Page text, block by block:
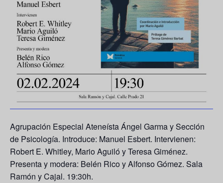
Agrupación Especial Ateneísta Ángel Garma y Sección
de Psicología. Introduce: Manuel Esbert. Intervienen:
Robert E. Whitley, Mario Aguiló y Teresa Giménez.
Presenta y modera: Belén Rico y Alfonso Gómez. Sala
Ramón y Cajal. 19:30h.